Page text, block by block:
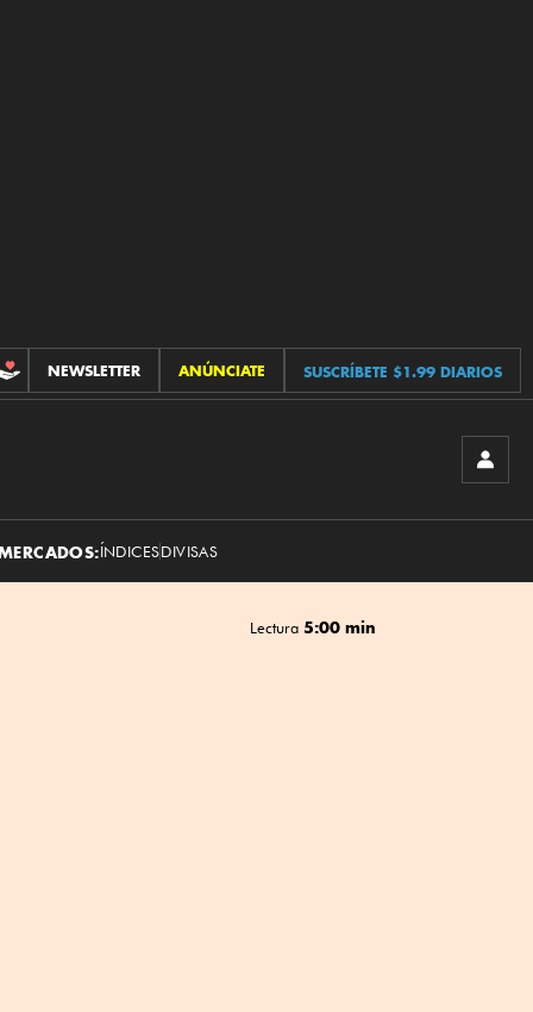
CONTRIBUCIONES
NEWSLETTER ANÚNCIATE SUSCRÍBETE $1.99 DIARIOS
ÍNDICESDIVISAS
Lectura 5:00 min